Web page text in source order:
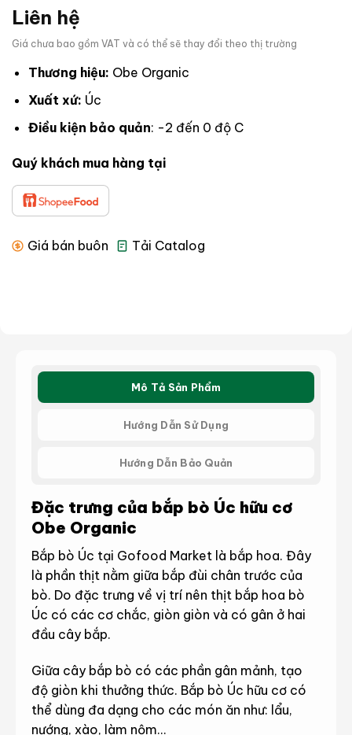
Liên hệ
Giá chưa bao gồm VAT và có thể sẽ thay đổi theo thị trường
Thương hiệu: Obe Organic
Xuất xứ: Úc
Điều kiện bảo quản: -2 đến 0 độ C
Quý khách mua hàng tại
Giá bán buôn Tải Catalog
Mô Tả Sản Phẩm
Hướng Dẫn Sử Dụng
Hướng Dẫn Bảo Quản
Đặc trưng của bắp bò Úc hữu cơ
Obe Organic
Bắp bò Úc tại Gofood Market là bắp hoa. Đây
là phần thịt nằm giữa bắp đùi chân trước của
bò. Do đặc trưng về vị trí nên thịt bắp hoa bò
Úc có các cơ chắc, giòn giòn và có gân ở hai
đầu cây bắp.
Giữa cây bắp bò có các phần gân mảnh, tạo
độ giòn khi thưởng thức. Bắp bò Úc hữu cơ có
thể dùng đa dạng cho các món ăn như: lẩu,
nướng, xào, làm nộm…